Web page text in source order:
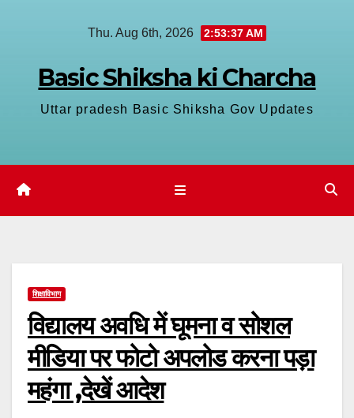
Thu. Aug 6th, 2026 2:53:38 AM
Basic Shiksha ki Charcha
Uttar pradesh Basic Shiksha Gov Updates
शिक्षाविभाग
विद्यालय अवधि में घूमना व सोशल
मीडिया पर फोटो अपलोड करना पड़ा
महंगा ,देखें आदेश